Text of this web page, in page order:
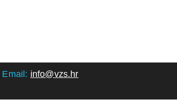
Email: info@vzs.hr